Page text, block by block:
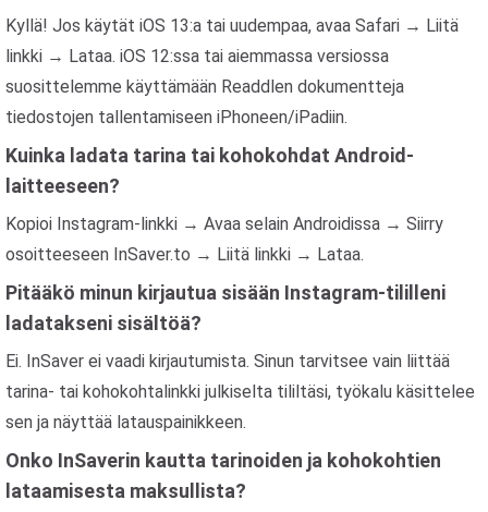
Kyllä! Jos käytät iOS 13:a tai uudempaa, avaa Safari → Liitä
linkki → Lataa. iOS 12:ssa tai aiemmassa versiossa
suosittelemme käyttämään Readdlen dokumentteja
tiedostojen tallentamiseen iPhoneen/iPadiin.
Kuinka ladata tarina tai kohokohdat Android-
laitteeseen?
Kopioi Instagram-linkki → Avaa selain Androidissa → Siirry
osoitteeseen InSaver.to → Liitä linkki → Lataa.
Pitääkö minun kirjautua sisään Instagram-tililleni
ladatakseni sisältöä?
Ei. InSaver ei vaadi kirjautumista. Sinun tarvitsee vain liittää
tarina- tai kohokohtalinkki julkiselta tililtäsi, työkalu käsittelee
sen ja näyttää latauspainikkeen.
Onko InSaverin kautta tarinoiden ja kohokohtien
lataamisesta maksullista?